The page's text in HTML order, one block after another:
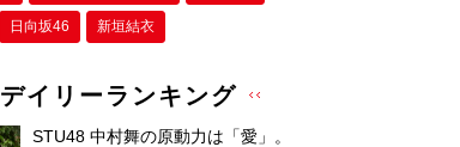
日向坂46 新垣結衣
デイリーランキング
STU48 中村舞の原動力は「愛」。